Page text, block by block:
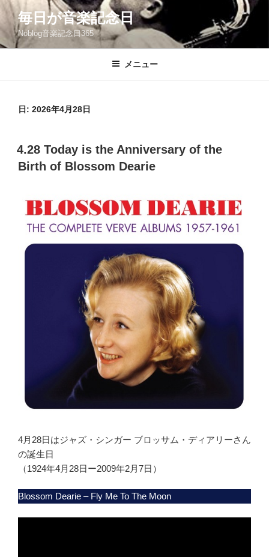
コ
テ
ン
毎日が音楽記念日
Noblog音楽記念日365
メニュー
日: 2026年4月28日
投
稿
日:
4.28 Today is the Anniversary of the
Birth of Blossom Dearie
4月28日はジャズ・シンガー ブロッサム・ディアリーさん
の誕生日
（1924年4月28日ー2009年2月7日）
Blossom Dearie – Fly Me To The Moon